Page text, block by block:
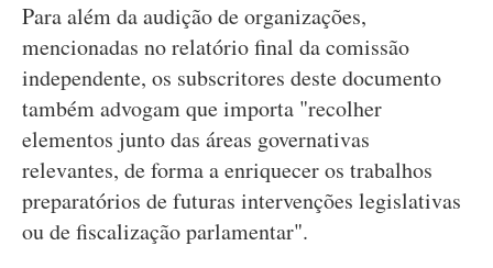
Para além da audição de organizações,
mencionadas no relatório final da comissão
independente, os subscritores deste documento
também advogam que importa "recolher
elementos junto das áreas governativas
relevantes, de forma a enriquecer os trabalhos
preparatórios de futuras intervenções legislativas
ou de fiscalização parlamentar".